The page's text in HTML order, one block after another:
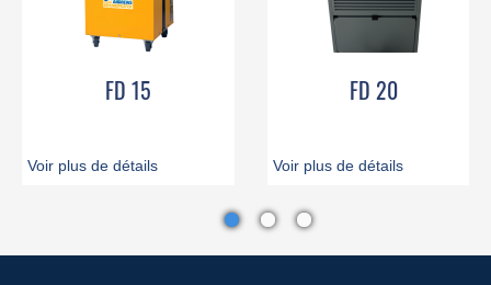
FD 15
Voir plus de détails
FD 20
Voir plus de détails